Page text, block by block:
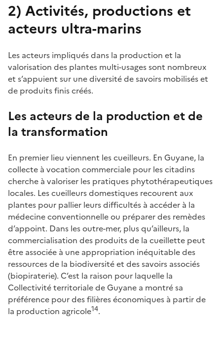
2) Activités, productions et
acteurs ultra-marins
Les acteurs impliqués dans la production et la
valorisation des plantes multi-usages sont nombreux
et s’appuient sur une diversité de savoirs mobilisés et
de produits finis créés.
Les acteurs de la production et de
la transformation
En premier lieu viennent les cueilleurs. En Guyane, la
collecte à vocation commerciale pour les citadins
cherche à valoriser les pratiques phytothérapeutiques
locales. Les cueilleurs domestiques recourent aux
plantes pour pallier leurs difficultés à accéder à la
médecine conventionnelle ou préparer des remèdes
d’appoint. Dans les outre-mer, plus qu’ailleurs, la
commercialisation des produits de la cueillette peut
être associée à une appropriation inéquitable des
ressources de la biodiversité et des savoirs associés
(biopiraterie). C’est la raison pour laquelle la
Collectivité territoriale de Guyane a montré sa
préférence pour des filières économiques à partir de
la production agricole14.